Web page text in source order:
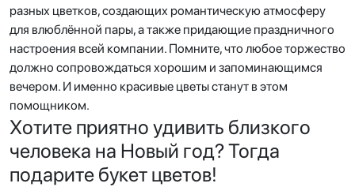
разных цветков, создающих романтическую атмосферу
для влюблённой пары, а также придающие праздничного
настроения всей компании. Помните, что любое торжество
должно сопровождаться хорошим и запоминающимся
вечером. И именно красивые цветы станут в этом
помощником.
Хотите приятно удивить близкого
человека на Новый год? Тогда
подарите букет цветов!